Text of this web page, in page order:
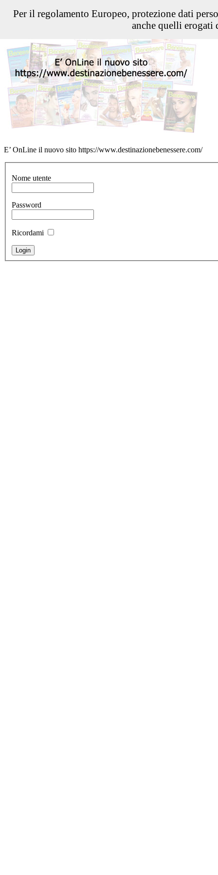
E’ OnLine il nuovo sito https://www.destinazionebenessere.com/
Nome utente
Password
Ricordami
Per il regolamento Europeo, protezione dati
anche quelli erogati